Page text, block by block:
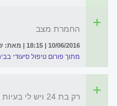
החמרת מצב
10/06/2016 | 18:15 | מאת: שושי
מתוך פורום טיפול סיעודי
רק בת 24 ויש לי בעיות בזיכרון שמתסכלות אותי מאוד